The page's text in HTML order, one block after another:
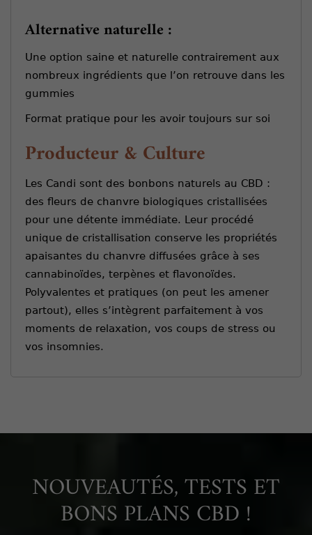
Alternative naturelle :
Une option saine et naturelle contrairement aux
nombreux ingrédients que l’on retrouve dans les
gummies
Format pratique pour les avoir toujours sur soi
Producteur & Culture
Les Candi sont des bonbons naturels au CBD :
des fleurs de chanvre biologiques cristallisées
pour une détente immédiate. Leur procédé
unique de cristallisation conserve les propriétés
apaisantes du chanvre diffusées grâce à ses
cannabinoïdes, terpènes et flavonoïdes.
Polyvalentes et pratiques (on peut les amener
partout), elles s’intègrent parfaitement à vos
moments de relaxation, vos coups de stress ou
vos insomnies.
NOUVEAUTÉS, TESTS ET
BONS PLANS CBD !